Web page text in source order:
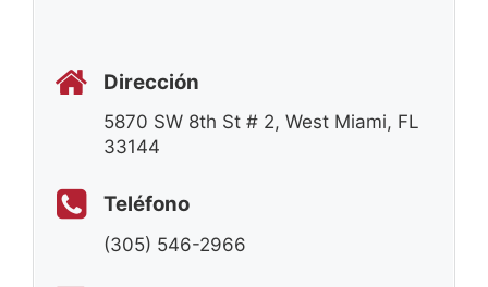
Dirección
5870 SW 8th St # 2, West Miami, FL
33144
Teléfono
(305) 546-2966